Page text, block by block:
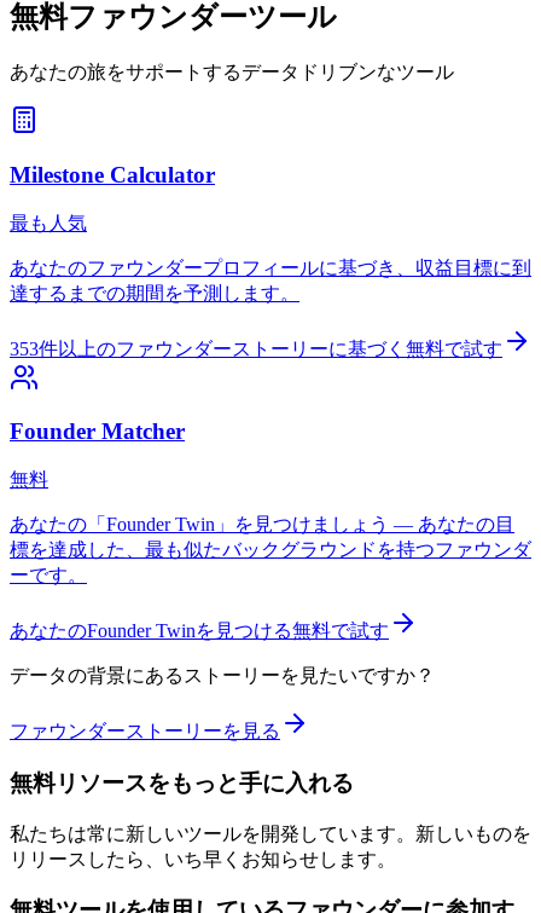
無料ファウンダーツール
あなたの旅をサポートするデータドリブンなツール
Milestone Calculator
最も人気
あなたのファウンダープロフィールに基づき、収益目標に到
達するまでの期間を予測します。
353件以上のファウンダーストーリーに基づく 無料で試す
Founder Matcher
無料
あなたの「Founder Twin」を見つけましょう — あなたの目
標を達成した、最も似たバックグラウンドを持つファウンダ
ーです。
あなたのFounder Twinを見つける無料で試す
データの背景にあるストーリーを見たいですか？
ファウンダーストーリーを見る
無料リソースをもっと手に入れる
私たちは常に新しいツールを開発しています。新しいものを
リリースしたら、いち早くお知らせします。